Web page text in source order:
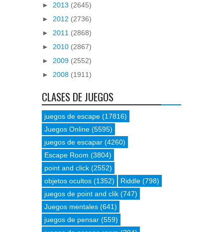
► 2013 (2645)
► 2012 (2736)
► 2011 (2868)
► 2010 (2867)
► 2009 (2552)
► 2008 (1911)
CLASES DE JUEGOS
juegos de escape (17816)
Juegos Online (5595)
juegos de escapar (4260)
Escape Room (3804)
point and click (2552)
objetos ocultos (1352) Riddle (798)
juegos de point and clik (747)
Juegos mentales (641)
juegos de pensar (559)